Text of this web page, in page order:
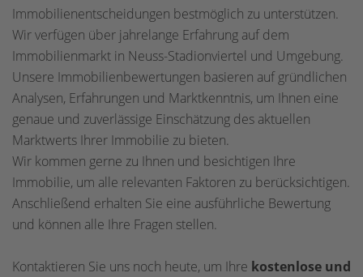
Immobilienentscheidungen bestmöglich zu unterstützen.
Wir verfügen über jahrelange Erfahrung auf dem
Immobilienmarkt in Neuss-Stadionviertel und Umgebung.
Unsere Immobilienbewertungen basieren auf gründlichen
Analysen, Erfahrungen und Marktkenntnis, um Ihnen eine
genaue und zuverlässige Einschätzung des aktuellen
Marktwerts Ihrer Immobilie zu bieten.
Wir kommen gerne zu Ihnen und besichtigen Ihre
Immobilie, um alle relevanten Faktoren zu berücksichtigen.
Anschließend erhalten Sie eine ausführliche Bewertung
und können alle Ihre Fragen stellen.
Kontaktieren Sie uns noch heute, um Ihre kostenlose und